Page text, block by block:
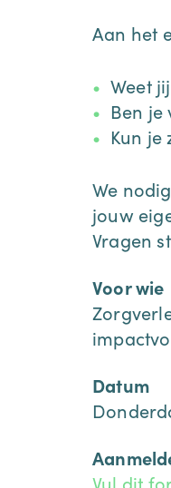
Aan het
Weet
Ben
Kun
We
jouw
Vragen
Voor wie
Datum
Vul dit